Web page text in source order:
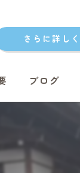
さらに詳し
ブログ